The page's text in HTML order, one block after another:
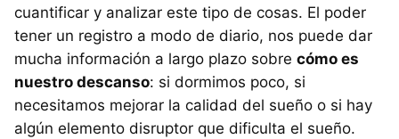
cuantificar y analizar este tipo de cosas. El poder
tener un registro a modo de diario, nos puede dar
mucha información a largo plazo sobre cómo es
nuestro descanso: si dormimos poco, si
necesitamos mejorar la calidad del sueño o si hay
algún elemento disruptor que dificulta el sueño.